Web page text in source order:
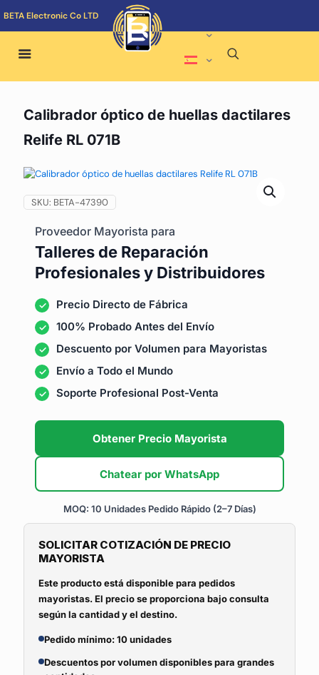
BETA Electronic Co LTD
Calibrador óptico de huellas dactilares
Relife RL 071B
SKU: BETA-47390
Proveedor Mayorista para
Talleres de Reparación
Profesionales y Distribuidores
Precio Directo de Fábrica
100% Probado Antes del Envío
Descuento por Volumen para Mayoristas
Envío a Todo el Mundo
Soporte Profesional Post-Venta
Obtener Precio Mayorista
Chatear por WhatsApp
MOQ: 10 Unidades Pedido Rápido (2–7 Días)
SOLICITAR COTIZACIÓN DE PRECIO
MAYORISTA
Este producto está disponible para pedidos
mayoristas. El precio se proporciona bajo consulta
según la cantidad y el destino.
Pedido mínimo: 10 unidades
Descuentos por volumen disponibles para grandes